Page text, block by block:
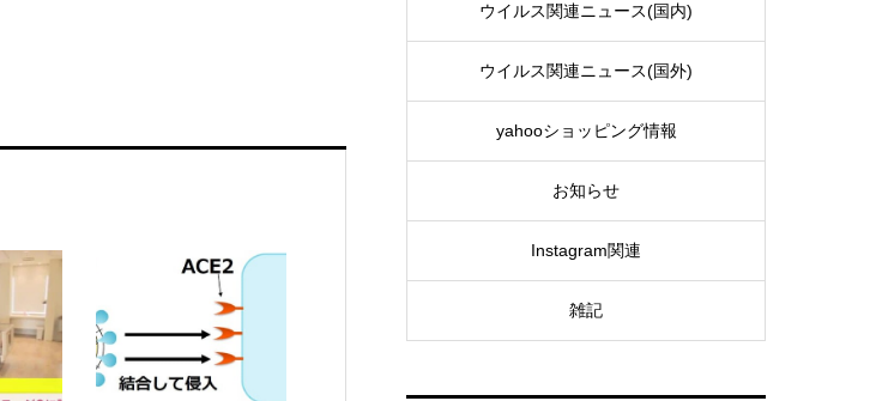
ウイルス関連ニュース(国内)
ウイルス関連ニュース(国外)
yahooショッピング情報
お知らせ
Instagram関連
雑記